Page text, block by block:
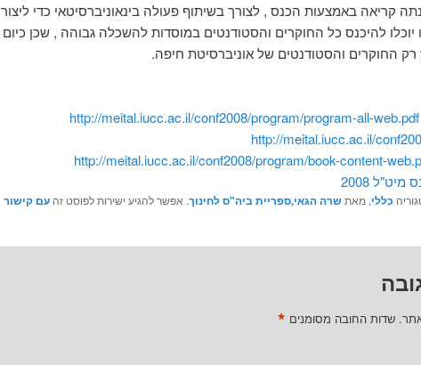
קריאה באמצעות הכנס , לצורך בשיתוף פעולה בינאוניברסיטאי כדי ליצור
יוכלו להיכנס כל החוקרים והסטודנטים במוסדות להשכלה גבוהה , שכן כיום
רק החוקרים והסטודנטים של אוניברסיטת חיפה.
http://meital.iucc.ac.il/conf2008/program/program-all-web.pdf
http://meital.iucc.ac.il/
http://meital.iucc.ac.il/conf2008/program/book-content-
2008
כללי, מאתשרה הגאי,ספריית ביה"ס לחינוך. אפשר להגיע ישירות לפוסט זה עם קישור
שדות החובה מסומנים *